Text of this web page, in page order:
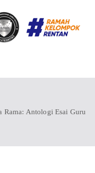
TENGAH
Rama: Antologi Esai Guru